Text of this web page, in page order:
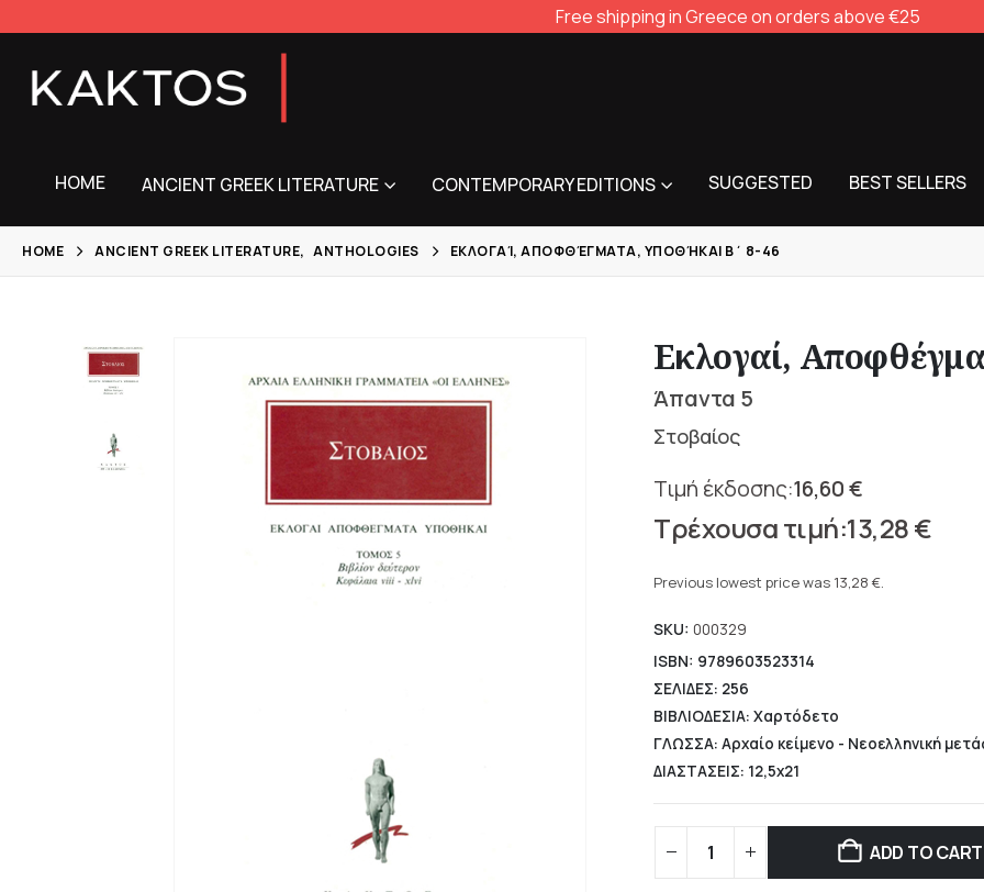
Free shipping in Greece on orders above €25
HOME ANCIENT GREEK LITERATURE CONTEMPORARY EDITIONS SUGGESTED BEST SELLERS
HOME ANCIENT GREEK LITERATURE, ANTHOLOGIES ΕΚΛΟΓΑΊ, ΑΠΟΦΘΈΓΜΑΤΑ, ΥΠΟΘΉΚΑΙ Β΄ 8-46
Εκλογαί,
Άπαντα 5
Στοβαίος
16,60€
Original
price
was:
16,60 €.
13,28€
price
13,28 €.
Previous lowest price was 13,28 €.
SKU: 000329
ISBN: 9789603523314
ΣΕΛΙΔΕΣ: 256
ΒΙΒΛΙΟΔΕΣΙΑ: Χαρτόδετο
ΓΛΩΣΣΑ: Αρχαίο κείμενο - Νεοελληνική
ΔΙΑΣΤΑΣΕΙΣ: 12,5x21
ADD TO CART